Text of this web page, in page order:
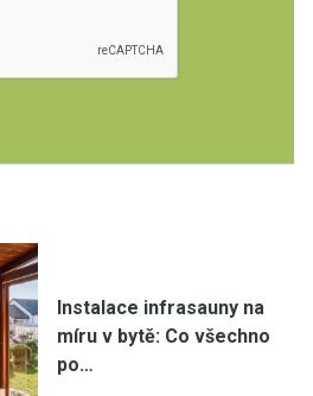
Instalace infrasauny na
míru v bytě: Co všechno
po…